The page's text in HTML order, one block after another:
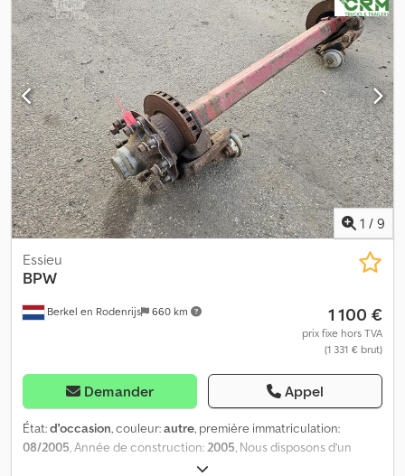
1 / 9
Berkel en Rodenrijs 660 km
Essieu
BPW
1 100 €
prix fixe hors TVA
(1 331 € brut)
Demander Appel
État:d'occasion, couleur:autre, première immatriculation:
08/2005, Année de construction:2005, Nous disposons d’un
stock de plus de 100 essieux. N’hésitez pas à nous contacter si